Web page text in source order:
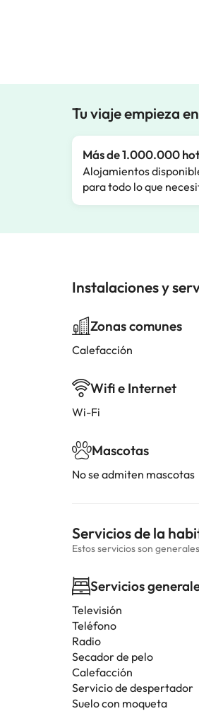
Tu viaje empieza
Más de 1.000.000
Alojamientos
para todo lo que
Instalaciones y
Zonas comunes
Calefacción
Wifi e Internet
Wi-Fi
Mascotas
No se admiten mascotas
Servicios de la
Estos servicios son
Servicios
Televisión
Teléfono
Radio
Secador de pelo
Calefacción
Servicio de despertador
Suelo con moqueta